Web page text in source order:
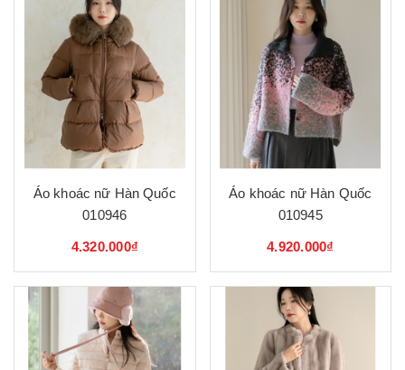
Áo khoác nữ Hàn Quốc
010946
4.320.000₫
Áo khoác nữ Hàn Quốc
010945
4.920.000₫